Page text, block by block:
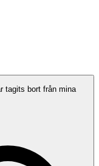
tagits bort från mina